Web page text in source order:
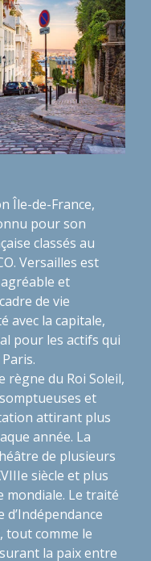
Île-de-France,
pour son
classés au
Versailles est
et
de vie
avec la capitale,
pour les actifs qui
règne du Roi Soleil,
et
attirant plus
année. La
de plusieurs
siècle et plus
mondiale. Le traité
tout comme le
la paix entre